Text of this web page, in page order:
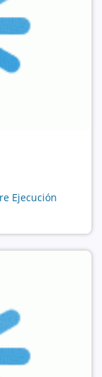
Ejecución